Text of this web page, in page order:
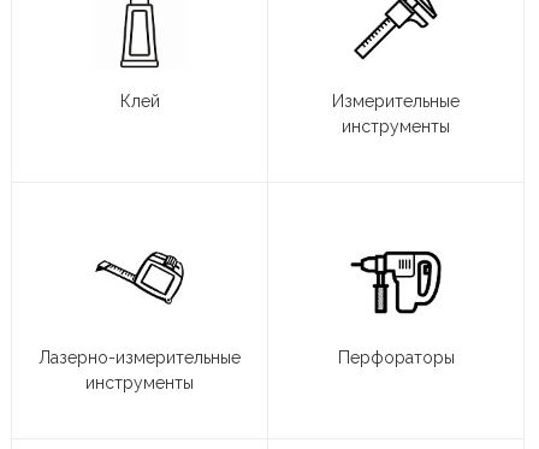
Клей
Измерительные
инструменты
Лазерно-измерительные
инструменты
Перфораторы